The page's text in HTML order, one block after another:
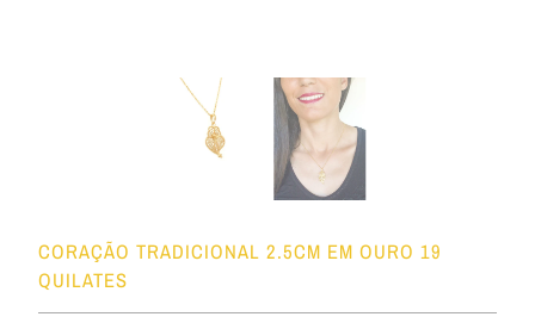
CORAÇÃO TRADICIONAL 2.5CM EM OURO 19
QUILATES